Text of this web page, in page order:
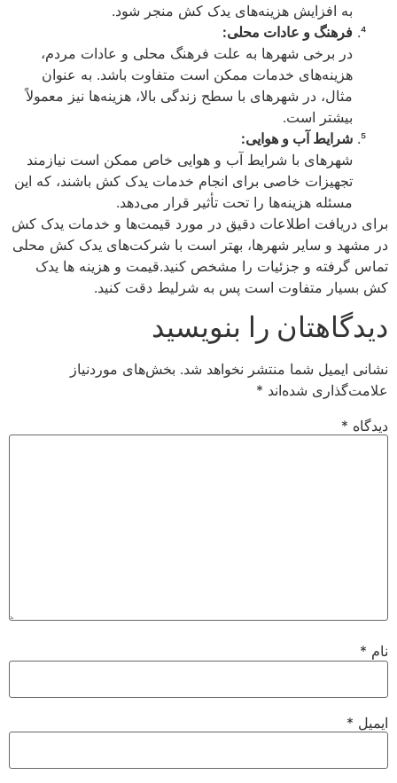
به افزایش هزینه‌های یدک کش منجر شود.
فرهنگ و عادات محلی:
در برخی شهرها به علت فرهنگ محلی و عادات مردم،
هزینه‌های خدمات ممکن است متفاوت باشد. به عنوان
مثال، در شهرهای با سطح زندگی بالا، هزینه‌ها نیز معمولاً
بیشتر است.
شرایط آب و هوایی:
شهرهای با شرایط آب و هوایی خاص ممکن است نیازمند
تجهیزات خاصی برای انجام خدمات یدک کش باشند، که این
مسئله هزینه‌ها را تحت تأثیر قرار می‌دهد.
برای دریافت اطلاعات دقیق در مورد قیمت‌ها و خدمات یدک کش
در مشهد و سایر شهرها، بهتر است با شرکت‌های یدک کش محلی
تماس گرفته و جزئیات را مشخص کنید.قیمت و هزینه ها یدک
کش بسیار متفاوت است پس به شرلیط دقت کنید.
دیدگاهتان را بنویسید
نشانی ایمیل شما منتشر نخواهد شد. بخش‌های موردنیاز
علامت‌گذاری شده‌اند *
دیدگاه *
نام *
ایمیل *